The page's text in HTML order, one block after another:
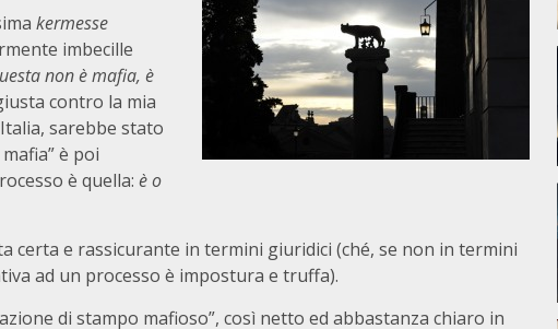
kermesse
imbecille
non è mafia, è
contro la mia
sarebbe stato
è poi
è quella: è o
certa e rassicurante in termini giuridici (ché, se non in termini
ad un processo è impostura e truffa).
di stampo mafioso”, così netto ed abbastanza chiaro in